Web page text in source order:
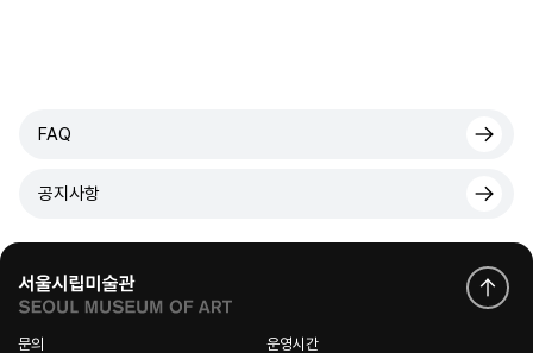
FAQ
공지사항
문의 운영시간